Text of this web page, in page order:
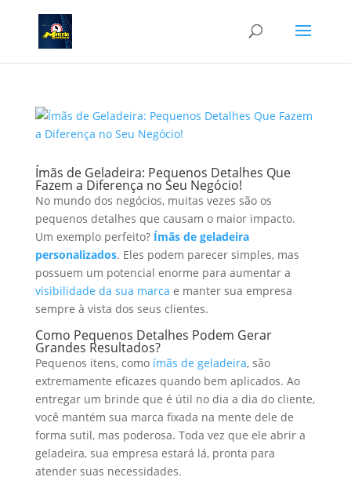
Ímãs de Geladeira: Pequenos Detalhes Que
Fazem a Diferença no Seu Negócio!
No mundo dos negócios, muitas vezes são os
pequenos detalhes que causam o maior impacto.
Um exemplo perfeito? Ímãs de geladeira
personalizados. Eles podem parecer simples, mas
possuem um potencial enorme para aumentar a
visibilidade da sua marca e manter sua empresa
sempre à vista dos seus clientes.
Como Pequenos Detalhes Podem Gerar
Grandes Resultados?
Pequenos itens, como ímãs de geladeira, são
extremamente eficazes quando bem aplicados. Ao
entregar um brinde que é útil no dia a dia do cliente,
você mantém sua marca fixada na mente dele de
forma sutil, mas poderosa. Toda vez que ele abrir a
geladeira, sua empresa estará lá, pronta para
atender suas necessidades.